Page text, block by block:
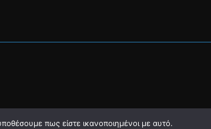
πως είστε ικανοποιημένοι με αυτό.